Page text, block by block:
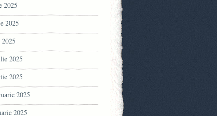
2025
2025
2025
2025
2025
2025